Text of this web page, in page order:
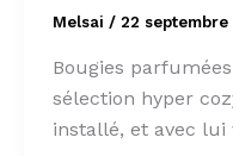
Melsai / 22 septembre
Bougies
sélection hyper
installé, et avec lui